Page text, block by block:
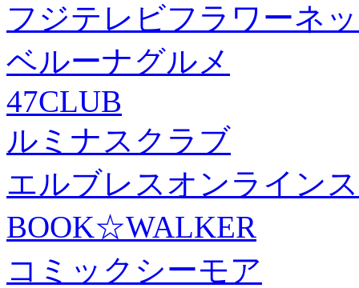
フジテレビフラワーネ
ベルーナグルメ
47CLUB
ルミナスクラブ
エルブレスオンライン
BOOK☆WALKER
コミックシーモア